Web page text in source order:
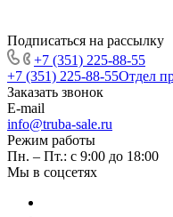
Подписаться на рассылку
+7 (351) 225-88-55
+7 (351) 225-88-55Отдел
Заказать звонок
E-mail
info@truba-sale.ru
Режим работы
Пн. – Пт.: с 9:00 до 18:00
Мы в соцсетях